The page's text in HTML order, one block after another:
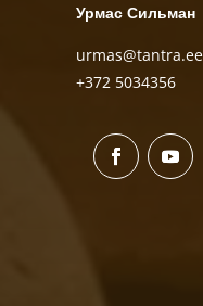
Урмас Сильман
urmas@tantra.ee
+372 5034356